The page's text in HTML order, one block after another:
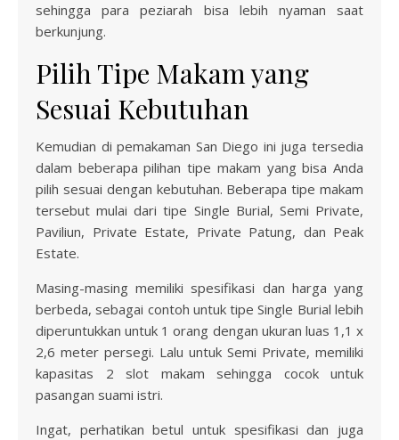
sehingga para peziarah bisa lebih nyaman saat
berkunjung.
Pilih Tipe Makam yang
Sesuai Kebutuhan
Kemudian di pemakaman San Diego ini juga tersedia
dalam beberapa pilihan tipe makam yang bisa Anda
pilih sesuai dengan kebutuhan. Beberapa tipe makam
tersebut mulai dari tipe Single Burial, Semi Private,
Paviliun, Private Estate, Private Patung, dan Peak
Estate.
Masing-masing memiliki spesifikasi dan harga yang
berbeda, sebagai contoh untuk tipe Single Burial lebih
diperuntukkan untuk 1 orang dengan ukuran luas 1,1 x
2,6 meter persegi. Lalu untuk Semi Private, memiliki
kapasitas 2 slot makam sehingga cocok untuk
pasangan suami istri.
Ingat, perhatikan betul untuk spesifikasi dan juga